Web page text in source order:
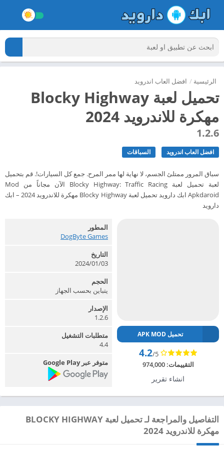
الرئيسية / افضل العاب اندرويد
تحميل لعبة Blocky Highway
مهكرة للاندرويد 2024
1.2.6
افضل العاب اندرويد السباقات
سباق المرور ممتلئ الجسم، لا نهاية لها ممر المرح. جمع كل السيارات!. قم بتحميل
لعبة تحميل لعبة Blocky Highway: Traffic Racing الآن مجاناً من Mod
Apkdaroid ابك دارويد تحميل لعبة Blocky Highway مهكرة للاندرويد 2024 – ابك
دارويد
تحميل APK MOD
4.2/5
التقييمات:974,000
انشاء تقرير
المطور
DogByte Games‏
التاريخ
2024/01/03
الحجم
يتباين بحسب الجهاز
الإصدار
1.2.6
متطلبات التشغيل
4.4
متوفر عبر Google Play
التفاصيل والمراجعة لـ تحميل لعبة BLOCKY HIGHWAY
مهكرة للاندرويد 2024